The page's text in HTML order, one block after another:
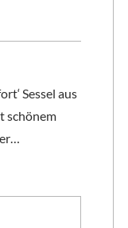
Sessel aus
schönem